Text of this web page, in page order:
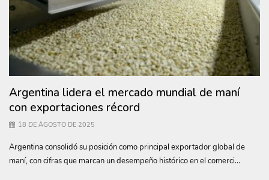
Argentina lidera el mercado mundial de maní
con exportaciones récord
18 DE AGOSTO DE 2025
Argentina consolidó su posición como principal exportador global de
maní, con cifras que marcan un desempeño histórico en el comerci...